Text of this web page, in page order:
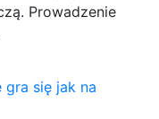
Prowadzenie
gra się jak na